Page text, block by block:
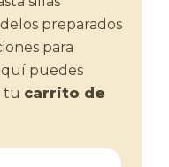
preparados
para
puedes
tu carrito de